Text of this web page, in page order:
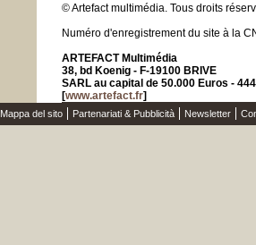
© Artefact multimédia. Tous droits
Numéro d'enregistrement du site à la
ARTEFACT Multimédia
38, bd Koenig - F-19100 BRIVE
SARL au capital de 50.000 Euros -
[www.artefact.fr]
Mappa del sito Partenariati & Pubblicità Newsletter